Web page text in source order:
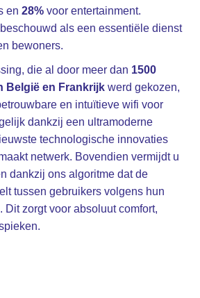
Follow Us
–
Fb.
en 28% voor entertainment.
als een essentiële dienst
bewoners.
die al door meer dan 1500
België en Frankrijk werd gekozen,
en intuïtieve wifi voor
dankzij een ultramoderne
technologische innovaties
netwerk. Bovendien vermijdt u
dankzij ons algoritme dat de
tussen gebruikers volgens hun
Dit zorgt voor absoluut comfort,